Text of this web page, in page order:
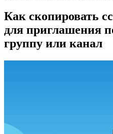
Как скопировать
для приглашения
группу или канал